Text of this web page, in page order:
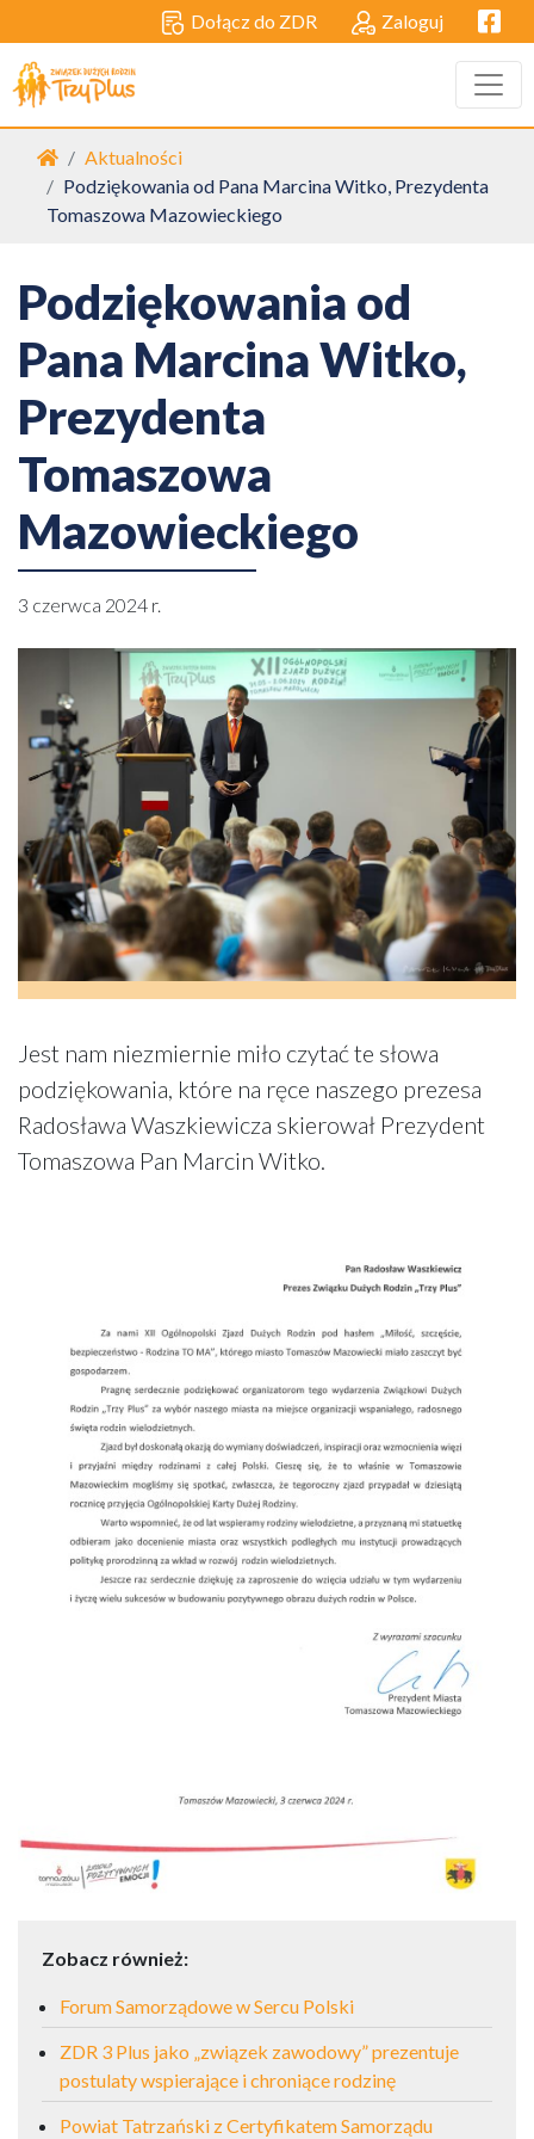
Dołącz do ZDR Zaloguj
Strona główna
Aktualności
Podziękowania od Pana Marcina Witko, Prezydenta
Tomaszowa Mazowieckiego
Podziękowania od
Pana Marcina Witko,
Prezydenta
Tomaszowa
Mazowieckiego
3 czerwca 2024 r.
Jest nam niezmiernie miło czytać te słowa
podziękowania, które na ręce naszego prezesa
Radosława Waszkiewicza skierował Prezydent
Tomaszowa Pan Marcin Witko.
Zobacz również:
Forum Samorządowe w Sercu Polski
ZDR 3 Plus jako „związek zawodowy” prezentuje
postulaty wspierające i chroniące rodzinę
Powiat Tatrzański z Certyfikatem Samorządu